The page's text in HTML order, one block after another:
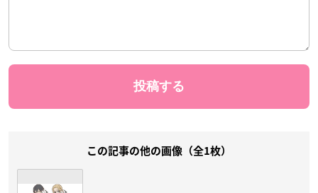
この記事の他の画像（全1枚）